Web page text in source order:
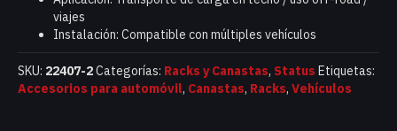
viajes
Instalación: Compatible con múltiples vehículos
SKU: 22407-2Categorías: Racks y Canastas, Status Etiquetas:
Accesorios para automóvil, Canastas, Racks, Vehículos